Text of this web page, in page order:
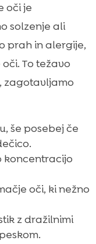
oči je
solzenje ali
prah in alergije,
To težavo
zagotavljamo
še posebej če
koncentracijo
oči, ki nežno
z dražilnimi